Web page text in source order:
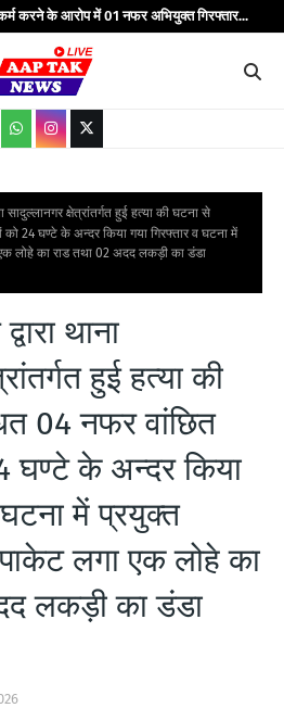
करने के आरोप में 01 नफर अभियुक्त गिरफ्तार...
सादुल्लानगर क्षेत्रांतर्गत हुई हत्या की घटना से
24 घण्टे के अन्दर किया गया गिरफ्तार व घटना में
लोहे का राड तथा 02 अदद लकड़ी का डंडा
थाना
हुई हत्या की
04 नफर वांछित
घण्टे के अन्दर किया
घटना में प्रयुक्त
लगा एक लोहे का
लकड़ी का डंडा